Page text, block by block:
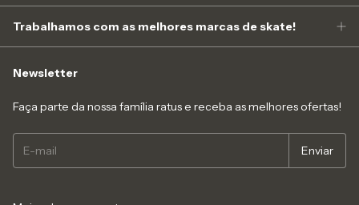
Trabalhamos com as melhores marcas de skate!
Newsletter
Faça parte da nossa família ratus e receba as melhores ofertas!